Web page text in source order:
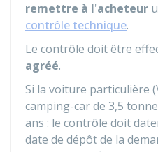
remettre à l'acheteur
contrôle technique.
Le contrôle doit être
agréé.
Si la voiture particulière
camping-car de 3,5
ans : le contrôle doit
date de dépôt de la